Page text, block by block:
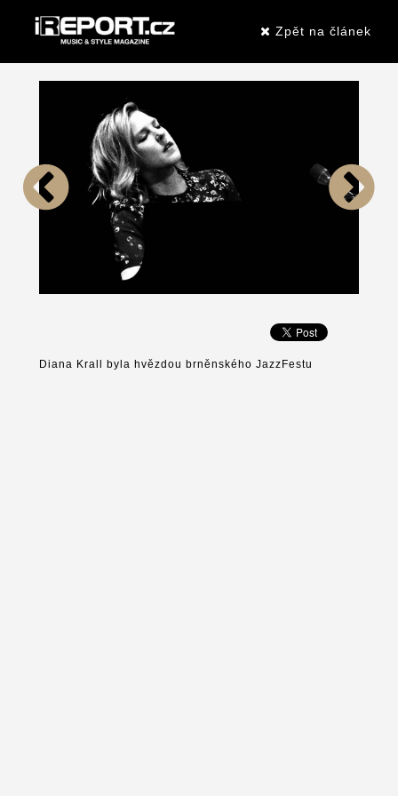
Zpět na článek
Diana Krall byla hvězdou brněnského JazzFestu